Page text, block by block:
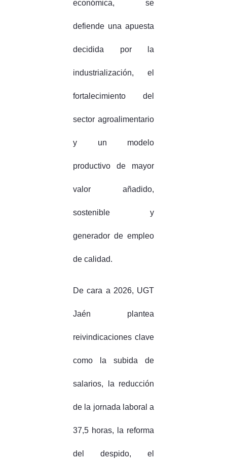
económica, se
defiende una apuesta
decidida por la
industrialización, el
fortalecimiento del
sector agroalimentario
y un modelo
productivo de mayor
valor añadido,
sostenible y
generador de empleo
de calidad.
De cara a 2026, UGT
Jaén plantea
reivindicaciones clave
como la subida de
salarios, la reducción
de la jornada laboral a
37,5 horas, la reforma
del despido, el